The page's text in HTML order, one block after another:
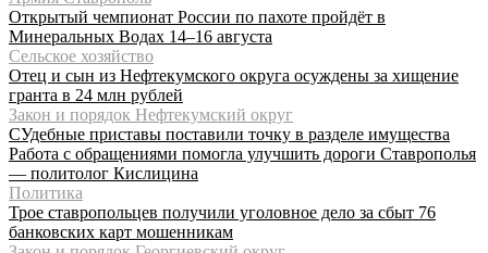
Открытый чемпионат России по пахоте пройдёт в
Минеральных Водах 14–16 августа
Сельское хозяйство
Отец и сын из Нефтекумского округа осуждены за хищение
гранта в 24 млн рублей
Закон и порядок Нефтекумский округ
СУдебные приставы поставили точку в разделе имущества
Работа с обращениями помогла улучшить дороги Ставрополья
— политолог Кислицина
Политика
Трое ставропольцев получили уголовное дело за сбыт 76
банковских карт мошенникам